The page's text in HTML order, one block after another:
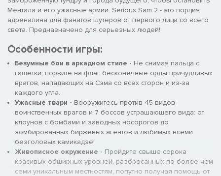
Ментала и его ужасные армии. Serious Sam 2 - это порция
адреналина для фанатов шутеров от первого лица со всего
света. Предназначено для серьезных людей!
Особенности игры:
Безумные бои в аркадном стиле - Не снимая пальца с
гашетки, порвите на флаг бесконечные орды причудливых
врагов, нападающих на Сэма со всех сторон и из-за
каждого угла.
Ужасные твари - Вооружитесь против 45 видов
воинственных врагов и 7 боссов устрашающего вида: от
клоунов с бомбами и заводных носорогов до
зомбированных биржевых агентов и любимых всеми
безголовых камикадзе!
Живописное окружение - Пройдите свыше сорока
красивых обширных уровней, разбросанных по более чем
семи уникальным местностям, попутно получая помощь от